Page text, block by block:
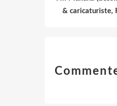
& caricaturiste,